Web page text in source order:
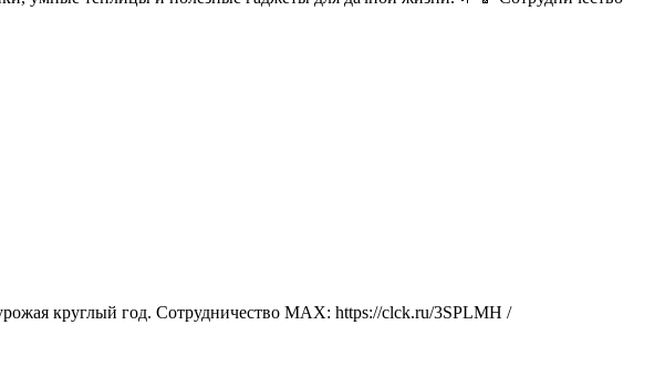
круглый год. Сотрудничество MAX: https://clck.ru/3SPLMH /